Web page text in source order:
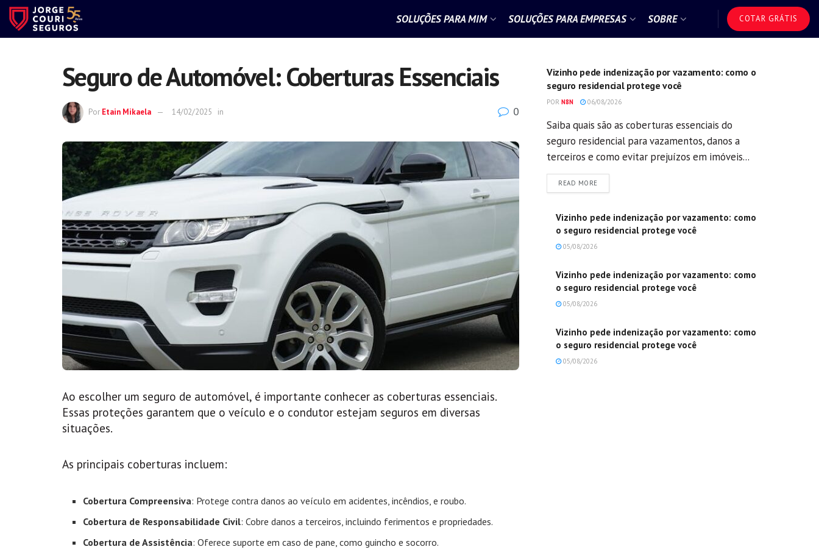
SOLUÇÕES PARA MIM SOLUÇÕES PARA EMPRESAS SOBRE COTAR GRÁTIS
Seguro de Automóvel: Coberturas Essenciais
Por Etain Mikaela 14/02/2025 in 0
Ao escolher um seguro de automóvel, é importante conhecer as coberturas essenciais.
Essas proteções garantem que o veículo e o condutor estejam seguros em diversas
situações.
As principais coberturas incluem:
Cobertura Compreensiva: Protege contra danos ao veículo em acidentes, incêndios, e roubo.
Cobertura de Responsabilidade Civil: Cobre danos a terceiros, incluindo ferimentos e propriedades.
Cobertura de Assistência: Oferece suporte em caso de pane, como guincho e socorro.
Vizinho pede indenização por vazamento: como o
seguro residencial protege você
POR N8N 06/08/2026
Saiba quais são as coberturas essenciais do
seguro residencial para vazamentos, danos a
terceiros e como evitar prejuízos em imóveis...
READ MOREDETAILS
Vizinho pede indenização por vazamento: como
o seguro residencial protege você
05/08/2026
Vizinho pede indenização por vazamento: como
o seguro residencial protege você
05/08/2026
Vizinho pede indenização por vazamento: como
o seguro residencial protege você
05/08/2026